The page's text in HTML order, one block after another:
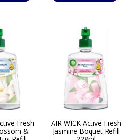
Fresh
&
AIR WICK Active Fresh
Jasmine Boquet Refill